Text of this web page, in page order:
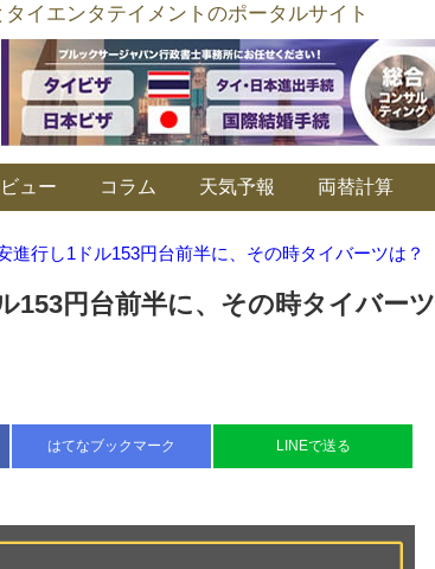
イエンタテイメントのポータルサイト
ュー コラム 天気予報 両替計算
進行し1ドル153円台前半に、その時タイバーツは？
153円台前半に、その時タイバーツ
はてなブックマーク LINEで送る